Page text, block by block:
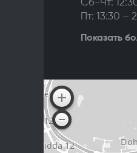
Пт: 13:30 –
Показать